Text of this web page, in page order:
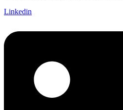
Linkedin